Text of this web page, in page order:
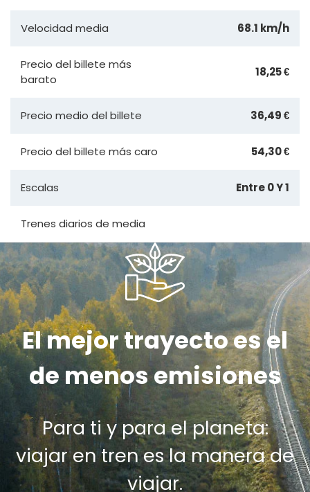
Velocidad media 68.1 km/h
Precio del billete más
barato
18,25 €
Precio medio del billete 36,49 €
Precio del billete más caro 54,30 €
Escalas Entre 0 Y 1
Trenes diarios de media
El mejor trayecto es el
de menos emisiones
Para ti y para el planeta:
viajar en tren es la manera de
viajar.